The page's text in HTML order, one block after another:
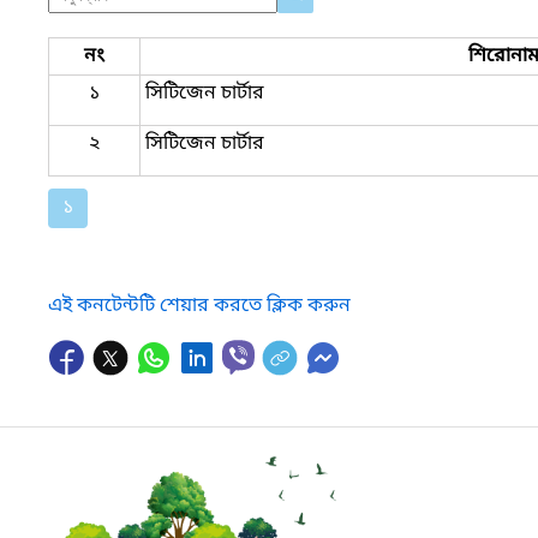
নং শিরোনাম
১
সিটিজেন চার্টার
২
সিটিজেন চার্টার
১
এই কনটেন্টটি শেয়ার করতে ক্লিক করুন